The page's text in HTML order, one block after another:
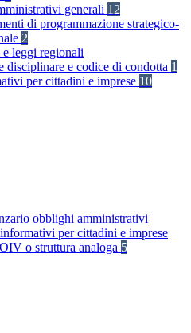
generali 12
di programmazione strategico-
2
e leggi regionali
disciplinare e codice di condotta 1
per cittadini e imprese 10
obblighi amministrativi
per cittadini e imprese
o struttura analoga 5